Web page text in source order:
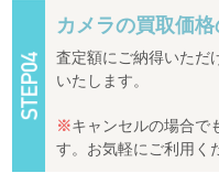
カメラの買取価
査定額にご納得いただ
いたします。
※キャンセルの場合で
す。お気軽にご利用く